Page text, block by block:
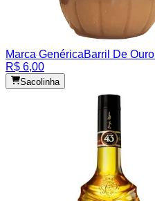
Marca GenéricaBarril De
R$ 6,00
Sacolinha